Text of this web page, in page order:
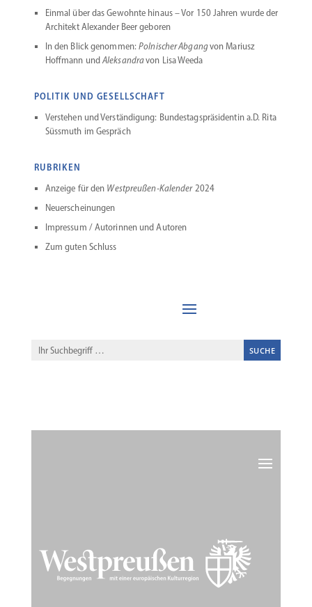
Einmal über das Gewohnte hinaus – Vor 150 Jahren wurde der
Architekt Alexander Beer geboren
In den Blick genommen:Polni­scher Abgangvon Mariusz
Hoffmann undAleksandravon Lisa Weeda
POLITIK UND GESELLSCHAFT
Verstehen und Verstän­digung: Bundestags­präsidentin a.D. Rita
Süssmuth im Gespräch
RUBRIKEN
Anzeige für den Westpreußen-Kalender2024
Neuerschei­nungen
Impressum / Autorinnen und Autoren
Zum guten Schluss